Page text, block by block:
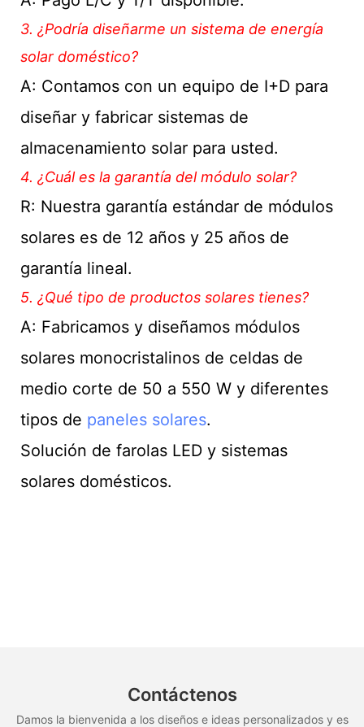
3. ¿Podría diseñarme un sistema de energía
solar doméstico?
A: Contamos con un equipo de I+D para
diseñar y fabricar sistemas de
almacenamiento solar para usted.
4. ¿Cuál es la garantía del módulo solar?
R: Nuestra garantía estándar de módulos
solares es de 12 años y 25 años de
garantía lineal.
5. ¿Qué tipo de productos solares tienes?
A: Fabricamos y diseñamos módulos
solares monocristalinos de celdas de
medio corte de 50 a 550 W y diferentes
tipos de paneles solares.
Solución de farolas LED y sistemas
solares domésticos.
Contáctenos
Damos la bienvenida a los diseños e ideas personalizados y es